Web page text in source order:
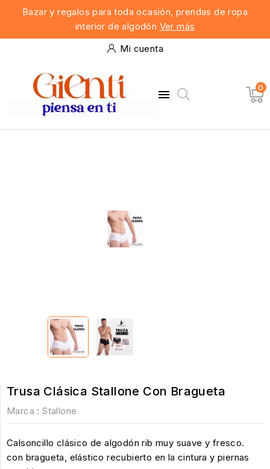
Bazar y regalos para toda ocasión, prendas de ropa
interior de algodón Ver más
Mi cuenta
 0
Trusa Clásica Stallone Con Bragueta
Marca : Stallone
Calsoncillo clásico de algodón rib muy suave y fresco.
con bragueta, elástico recubierto en la cintura y piernas